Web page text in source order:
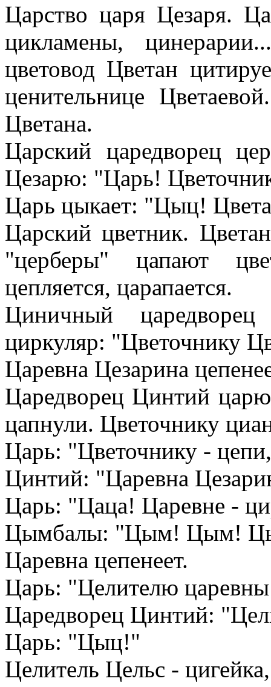
Царство царя Цезаря.
цикламены,
цветовод Цветан
ценительнице
Цветана.
Царский царедворец
Цезарю: "Царь!
Царь цыкает: "Цыц!
Царский цветник.
"церберы" цапают
цепляется, царапается.
Циничный
циркуляр: "Цветочнику
Царевна Цезарина
Царедворец Цинтий
цапнули. Цветочнику
Царь: "Цветочнику -
Цинтий: "Царевна
Царь: "Цаца! Царевне -
Цымбалы: "Цым! Цым!
Царевна цепенеет.
Царь: "Целителю
Царедворец Цинтий:
Царь: "Цыц!"
Целитель Цельс -